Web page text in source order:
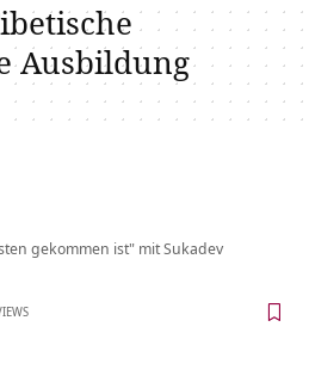
Ausbildung
gekommen ist" mit Sukadev